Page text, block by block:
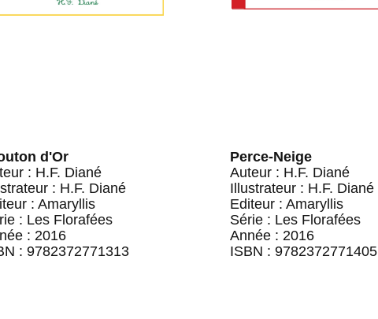
d'Or
: H.F. Diané
: H.F. Diané
: Amaryllis
: Les Florafées
: 2016
: 9782372771313
Perce-Neige
Auteur : H.F. Diané
Illustrateur : H.F. Diané
Editeur : Amaryllis
Série : Les Florafées
Année : 2016
ISBN : 9782372771405